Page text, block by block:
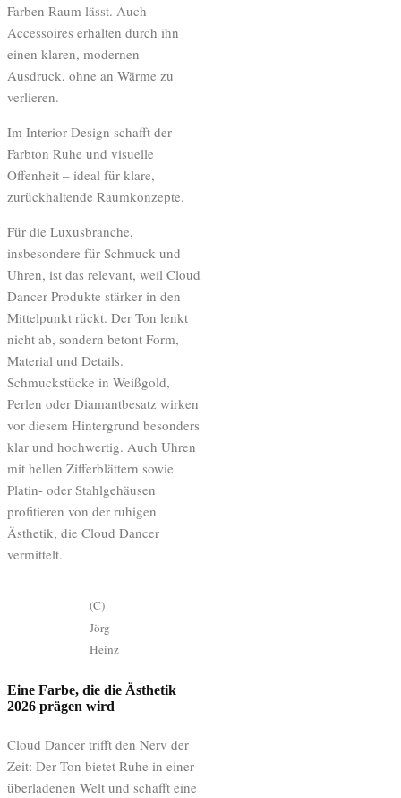
Farben Raum lässt. Auch
Accessoires erhalten durch ihn
einen klaren, modernen
Ausdruck, ohne an Wärme zu
verlieren.
Im Interior Design schafft der
Farbton Ruhe und visuelle
Offenheit – ideal für klare,
zurückhaltende Raumkonzepte.
Für die Luxusbranche,
insbesondere für Schmuck und
Uhren, ist das relevant, weil Cloud
Dancer Produkte stärker in den
Mittelpunkt rückt. Der Ton lenkt
nicht ab, sondern betont Form,
Material und Details.
Schmuckstücke in Weißgold,
Perlen oder Diamantbesatz wirken
vor diesem Hintergrund besonders
klar und hochwertig. Auch Uhren
mit hellen Zifferblättern sowie
Platin- oder Stahlgehäusen
profitieren von der ruhigen
Ästhetik, die Cloud Dancer
vermittelt.
(C)
Jörg
Heinz
Eine Farbe, die die Ästhetik
2026 prägen wird
Cloud Dancer trifft den Nerv der
Zeit: Der Ton bietet Ruhe in einer
überladenen Welt und schafft eine